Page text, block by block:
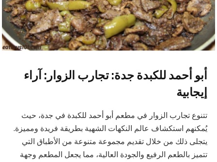
أبو أحمد للكبدة جدة: تجارب الزوار: آراء
إيجابية
تتنوع تجارب الزوار في مطعم أبو أحمد للكبدة في جدة، حيث
يُمكنهم استكشاف عالم النكهات الشهية بطريقة فريدة ومميزة.
يتجلى ذلك من خلال تقديم مجموعة متنوعة من الأطباق التي
تتميز بالطعم الرفيع والجودة العالية، مما يجعل المطعم وجهة